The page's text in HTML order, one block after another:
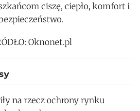
ciszę, ciepło, komfort i
Oknonet.pl
na rzecz ochrony rynku